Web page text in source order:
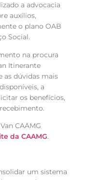
a advocacia
auxílios,
o plano OAB
Social.
na procura
Itinerante
as dúvidas mais
a
os benefícios,
CAAMG
da CAAMG.
um sistema